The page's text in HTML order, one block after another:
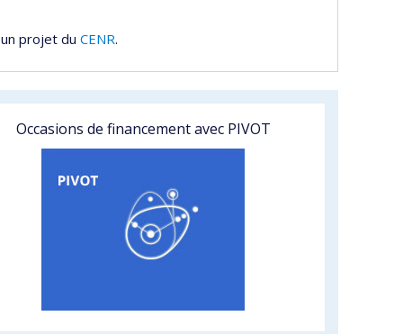
projet du CENR.
Occasions de financement avec PIVOT